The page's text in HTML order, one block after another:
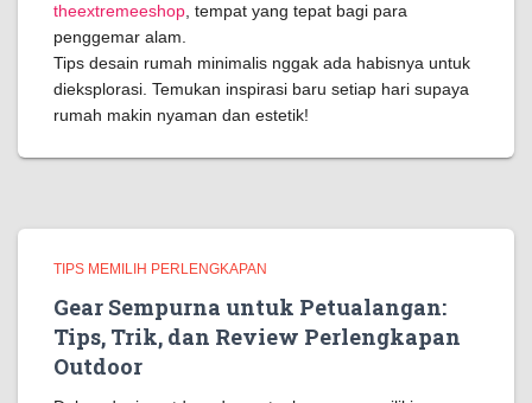
theextremeeshop , tempat yang tepat bagi para
penggemar alam.
Tips desain rumah minimalis nggak ada habisnya untuk
dieksplorasi. Temukan inspirasi baru setiap hari supaya
rumah makin nyaman dan estetik!
TIPS MEMILIH PERLENGKAPAN
Gear Sempurna untuk Petualangan:
Tips, Trik, dan Review Perlengkapan
Outdoor